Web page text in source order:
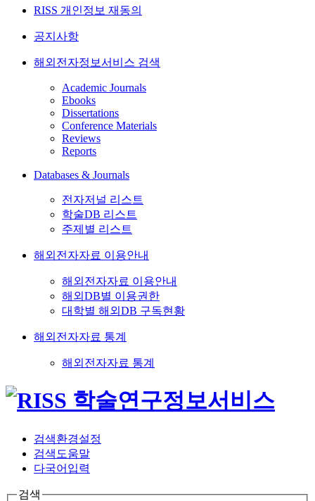
RISS 개인정보 재동의
공지사항
해외전자정보서비스 검색
Academic Journals
Ebooks
Dissertations
Conference Materials
Reviews
Reports
Databases & Journals
전자저널 리스트
학술DB 리스트
주제별 리스트
해외전자자료 이용안내
해외전자자료 이용안내
해외DB별 이용권한
대학별 해외DB 구독현황
해외전자자료 통계
해외전자자료 통계
검색환경설정
검색도움말
다국어입력
검색